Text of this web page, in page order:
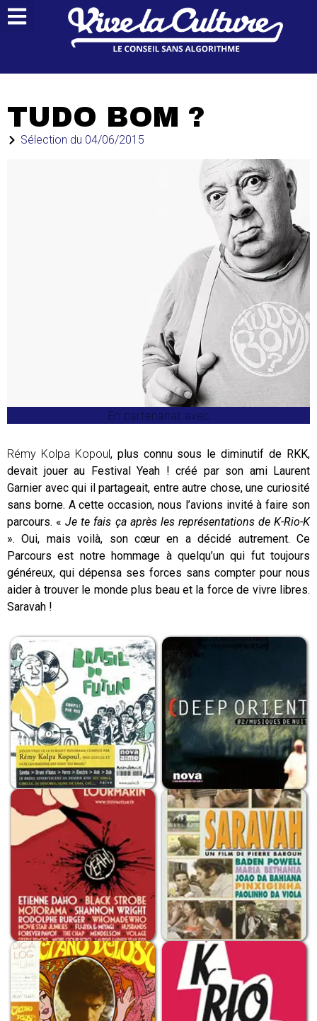
TUDO BOM ?
Sélection du 04/06/2015
En partenariat avec
Rémy Kolpa Kopoul, plus connu sous le diminutif de RKK,
devait jouer au Festival Yeah ! créé par son ami Laurent
Garnier avec qui il partageait, entre autre chose, une curiosité
sans borne. A cette occasion, nous l’avions invité à faire son
parcours. «Je te fais ça après les représentations de K-Rio-K
». Oui, mais voilà, son cœur en a décidé autrement. Ce
Parcours est notre hommage à quelqu’un qui fut toujours
généreux, qui dépensa ses forces sans compter pour nous
aider à trouver le monde plus beau et la force de vivre libres.
Saravah !